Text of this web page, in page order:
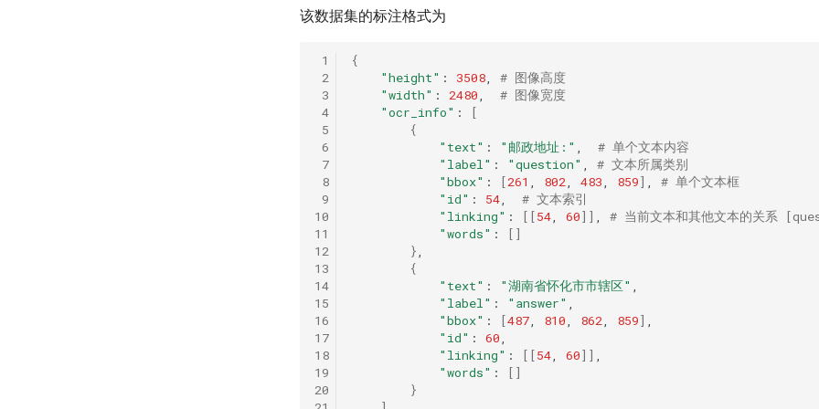
该数据集的标注格式为
1
2
3
4
5
6
7
8
9
10
11
12
13
14
15
16
17
18
19
20
{
"height" : 3508,
# 图像高度
"width" : 2480,
# 图像宽度
"ocr_info" :
[
{
"text" : "邮政地址:" ,
# 单个文本内容
"label" : "question" ,
# 文本所属类别
"bbox" : [261 , 802, 483, 859] ,
# 单个文本框
"id" : 54,
# 文本索引
"linking" : [[54, 60]] ,
# 当前文本和其他文本的关系
"words" :
[]
}
{
"text" : "湖南省怀化市市辖区"
"label" : "answer"
"bbox" : [487, 810, 862, 859]
"id" : 60
"linking" : [[54, 60]]
"words" :
[]
}